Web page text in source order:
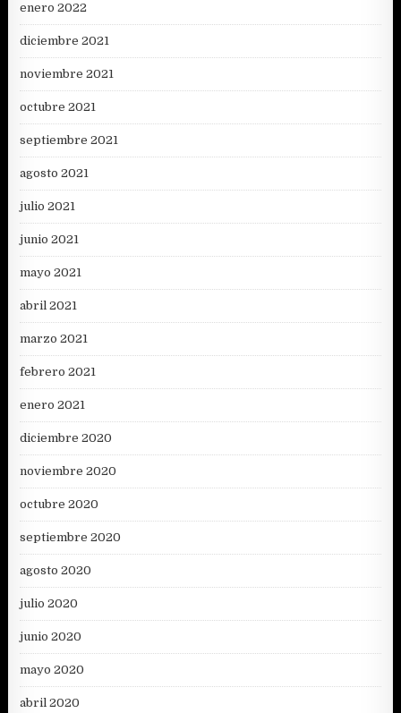
enero 2022
diciembre 2021
noviembre 2021
octubre 2021
septiembre 2021
agosto 2021
julio 2021
junio 2021
mayo 2021
abril 2021
marzo 2021
febrero 2021
enero 2021
diciembre 2020
noviembre 2020
octubre 2020
septiembre 2020
agosto 2020
julio 2020
junio 2020
mayo 2020
abril 2020